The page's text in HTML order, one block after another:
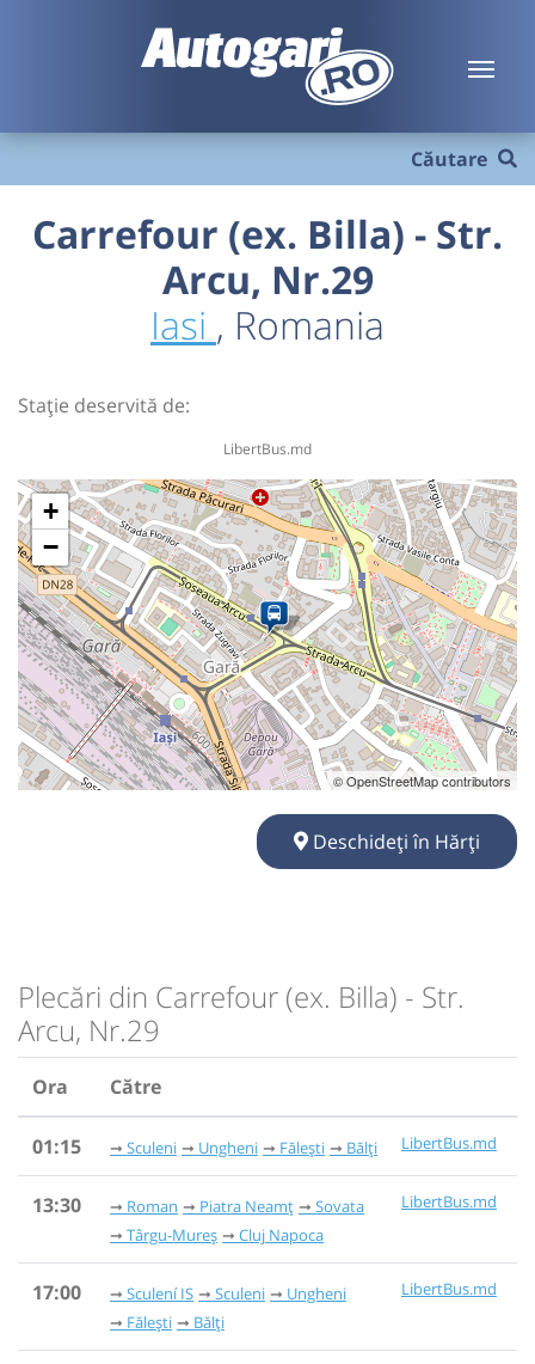
Căutare
Carrefour (ex. Billa) - Str.
Arcu, Nr.29
Iasi , Romania
Stație deservită de:
LibertBus.md
+
−
© OpenStreetMap contributors
Deschideți în Hărți
Plecări din Carrefour (ex. Billa) - Str.
Arcu, Nr.29
Ora Către
01:15 LibertBus.md
Sculeni Ungheni Fălești Bălți
13:30 LibertBus.md
Roman Piatra Neamț
Sovata
Târgu-Mureș
Cluj Napoca
17:00 LibertBus.md
Sculení IS Sculeni
Ungheni
Fălești
Bălți